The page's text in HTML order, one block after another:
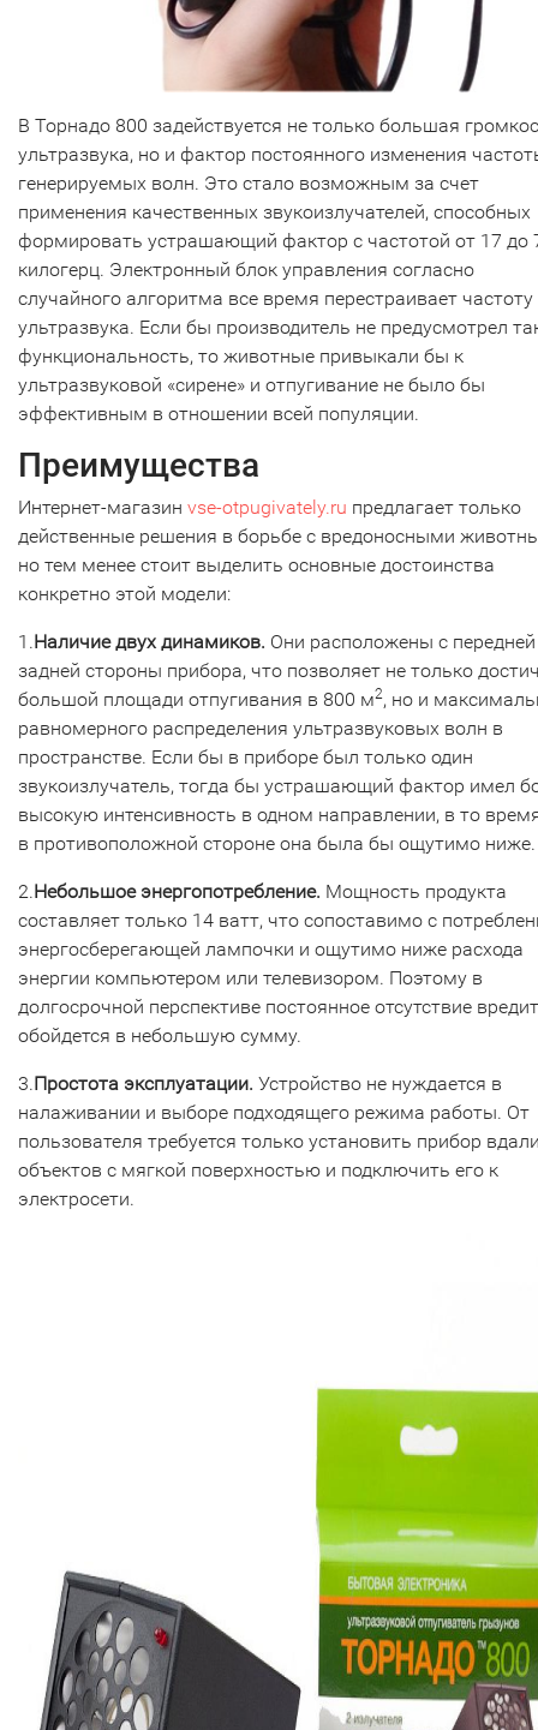
В Торнадо 800 задействуется не только большая
ультразвука, но и фактор постоянного изменения
генерируемых волн. Это стало возможным за счет
применения качественных звукоизлучателей, способных
формировать устрашающий фактор с частотой от 17 до
килогерц. Электронный блок управления согласно
случайного алгоритма все время перестраивает частоту
ультразвука. Если бы производитель не предусмотрел
функциональность, то животные привыкали бы к
ультразвуковой «сирене» и отпугивание не было бы
эффективным в отношении всей популяции.
Преимущества
Интернет-магазин vse-otpugivately.ru предлагает только
действенные решения в борьбе с вредоносными
но тем менее стоит выделить основные достоинства
конкретно этой модели:
1.Наличие двух динамиков. Они расположены с
задней стороны прибора, что позволяет не только
большой площади отпугивания в 800 м2, но и
равномерного распределения ультразвуковых волн в
пространстве. Если бы в приборе был только один
звукоизлучатель, тогда бы устрашающий фактор имел
высокую интенсивность в одном направлении, в то
в противоположной стороне она была бы ощутимо ниже.
2.Небольшое энергопотребление. Мощность продукта
составляет только 14 ватт, что сопоставимо с
энергосберегающей лампочки и ощутимо ниже расхода
энергии компьютером или телевизором. Поэтому в
долгосрочной перспективе постоянное отсутствие
обойдется в небольшую сумму.
3.Простота эксплуатации. Устройство не нуждается в
налаживании и выборе подходящего режима работы. От
пользователя требуется только установить прибор
объектов с мягкой поверхностью и подключить его к
электросети.